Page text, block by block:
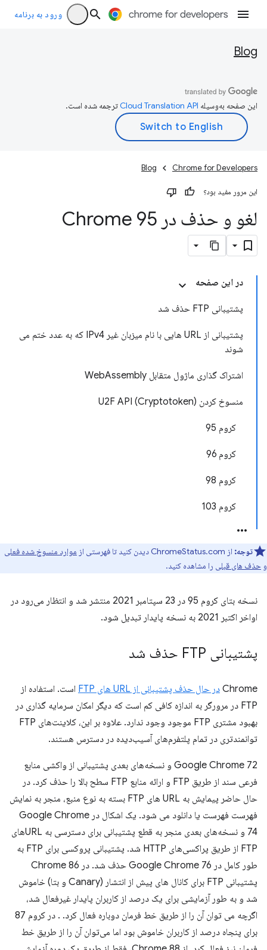
ورود به برنامه
Blog
این صفحه به‌وسیله ترجمه شده است.
Chrome for Developers
Blog
این مرور مفید بود؟
لغو و حذف در Chrome 95
در این صفحه
پشتیبانی FTP حذف شد
پشتیبانی از URL هایی با نام میزبان غیر IPv4 که به عدد ختم می
شوند
اشتراک گذاری ماژول متقابل WebAssembly
منسوخ کردن U2F API (Cryptotoken)
کروم 95
کروم 96
کروم 98
کروم 103
توجه: از ChromeStatus.com دیدن کنید تا فهرستی از
موارد منسوخ شده فعلی
و حذف های قبلی را مشاهده کنید.
نسخه بتای کروم 95 در 23 سپتامبر 2021 منتشر شد و انتظار می‌رود در
اواخر اکتبر 2021 به نسخه پایدار تبدیل شود.
پشتیبانی FTP حذف شد
Chrome در حال حذف پشتیبانی از URL های FTP
است. استفاده از
FTP در مرورگر به اندازه کافی کم است که دیگر امکان سرمایه گذاری در
بهبود مشتری FTP موجود وجود ندارد. علاوه بر این، کلاینت‌های FTP
توانمندتری در تمام پلتفرم‌های آسیب‌دیده در دسترس هستند.
Google Chrome 72 و نسخه‌های بعدی پشتیبانی از واکشی منابع
فرعی سند از طریق FTP و ارائه منابع FTP سطح بالا را حذف کرد. در
حال حاضر پیمایش به URL های FTP بسته به نوع منبع، منجر به نمایش
فهرست فهرست یا دانلود می شود. یک اشکال در Google Chrome
74 و نسخه‌های بعدی منجر به قطع پشتیبانی برای دسترسی به URLهای
FTP از طریق پراکسی‌های HTTP شد. پشتیبانی پروکسی برای FTP به
طور کامل در Google Chrome 76 حذف شد. در Chrome 86
پشتیبانی FTP برای کانال های پیش از انتشار (Canary و بتا) خاموش
شد و به طور آزمایشی برای یک درصد از کاربران پایدار غیرفعال شد،
اگرچه می توان آن را از طریق خط فرمان دوباره فعال کرد. . در کروم 87
برای پنجاه درصد از کاربران خاموش بود اما می‌توان آن را از طریق خط